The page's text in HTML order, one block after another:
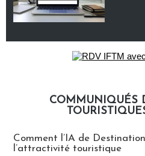
COMMUNIQUÉS
Comment l’IA de
l’attractivité touristique